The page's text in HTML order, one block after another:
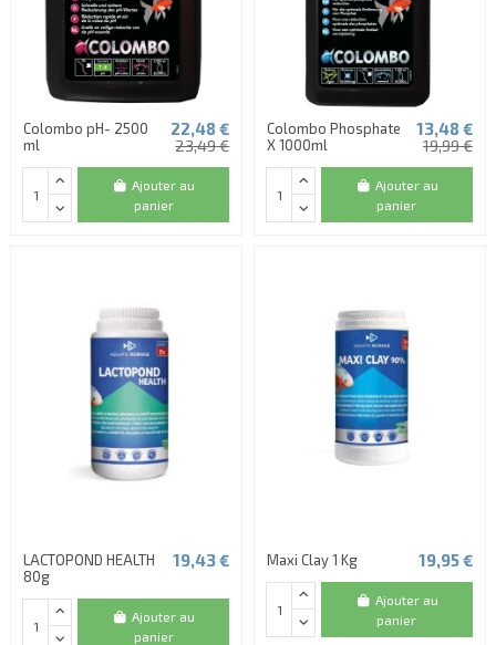
Colombo pH- 2500
ml
22,48 €
23,49 €
Ajouter au
panier
Colombo Phosphate
X 1000ml
13,48 €
19,99 €
Ajouter au
panier
LACTOPOND HEALTH
80g
19,43 €
Ajouter au
panier
Maxi Clay 1 Kg 19,95 €
Ajouter au
panier